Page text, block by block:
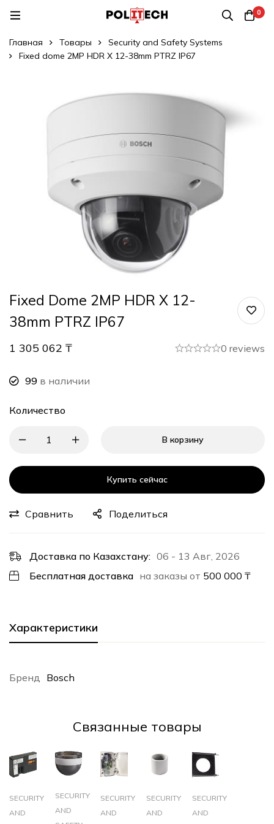
0
Главная Товары
Security and Safety Systems
Fixed dome 2MP HDR X 12-38mm PTRZ IP67
Fixed Dome 2MP HDR X 12-
38mm PTRZ IP67
1 305 062 ₸ 0 reviews
99 в наличии
Количество
В корзину
Купить сейчас
Сравнить Поделиться
Доставка по Казахстану: 06 - 13 Авг, 2026
Бесплатная доставка на заказы от 500 000 ₸
Характеристики
Бренд Bosch
Cвязанные товары
SECURITY
AND
SECURITY
AND
SECURITY
AND
SECURITY
AND
SECURITY
AND